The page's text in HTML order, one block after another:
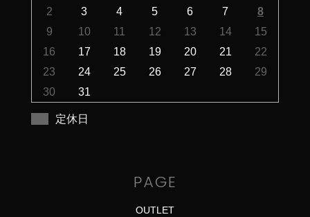
2
3 4 5 6 7
8
9
10 11 12 13 14
15
16
17 18 19 20 21
22
23
24 25 26 27 28
29
30
31
定休日
PAGE
OUTLET